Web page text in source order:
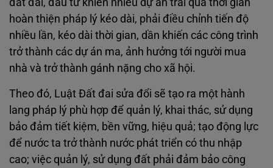
hoàn thiện pháp lý kéo dài, phải điều chỉnh tiến độ
nhiều lần, kéo dài thời gian, dần khiến các công trình
trở thành các dự án ma, ảnh hưởng tới người mua
nhà và trở thành gánh nặng cho xã hội.
Theo đó, Luật Đất đai sửa đổi sẽ tạo ra một hành
lang pháp lý phù hợp để quản lý, khai thác, sử dụng
bảo đảm tiết kiệm, bền vững, hiệu quả; tạo động lực
để nước ta trở thành nước phát triển có thu nhập
cao; việc quản lý, sử dụng đất phải đảm bảo công